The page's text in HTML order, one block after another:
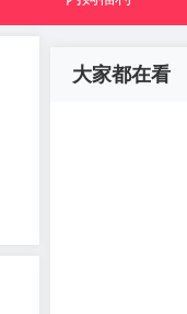
大家都在看